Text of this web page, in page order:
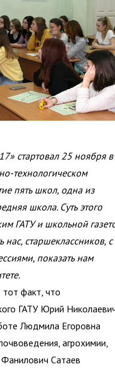
стартовал 25 ноября в
технологическом
пять школ, одна из
школа. Суть этого
ГАТУ и школьной
старшеклассников, с
показать нам
тот факт, что
ГАТУ Юрий
Людмила Егоровна
агрохимии,
Сатаев